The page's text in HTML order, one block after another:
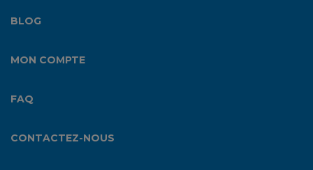
BLOG
MON COMPTE
FAQ
CONTACTEZ-NOUS